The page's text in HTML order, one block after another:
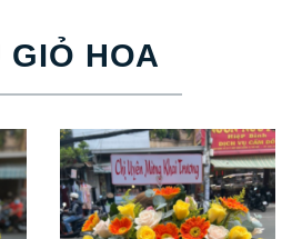
GIỎ HOA